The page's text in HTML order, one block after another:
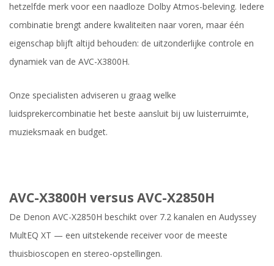
hetzelfde merk voor een naadloze Dolby Atmos-beleving. Iedere
combinatie brengt andere kwaliteiten naar voren, maar één
eigenschap blijft altijd behouden: de uitzonderlijke controle en
dynamiek van de AVC-X3800H.
Onze specialisten adviseren u graag welke
luidsprekercombinatie het beste aansluit bij uw luisterruimte,
muzieksmaak en budget.
AVC-X3800H versus AVC-X2850H
De Denon AVC-X2850H beschikt over 7.2 kanalen en Audyssey
MultEQ XT — een uitstekende receiver voor de meeste
thuisbioscopen en stereo-opstellingen.